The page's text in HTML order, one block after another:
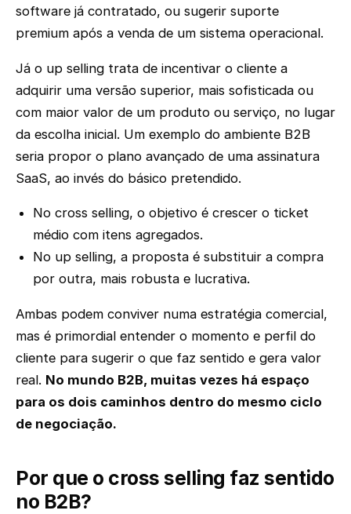
software já contratado, ou sugerir suporte
premium após a venda de um sistema operacional.
Já o up selling trata de incentivar o cliente a
adquirir uma versão superior, mais sofisticada ou
com maior valor de um produto ou serviço, no lugar
da escolha inicial. Um exemplo do ambiente B2B
seria propor o plano avançado de uma assinatura
SaaS, ao invés do básico pretendido.
No cross selling, o objetivo é crescer o ticket
médio com itens agregados.
No up selling, a proposta é substituir a compra
por outra, mais robusta e lucrativa.
Ambas podem conviver numa estratégia comercial,
mas é primordial entender o momento e perfil do
cliente para sugerir o que faz sentido e gera valor
real. No mundo B2B, muitas vezes há espaço
para os dois caminhos dentro do mesmo ciclo
de negociação.
Por que o cross selling faz sentido
no B2B?